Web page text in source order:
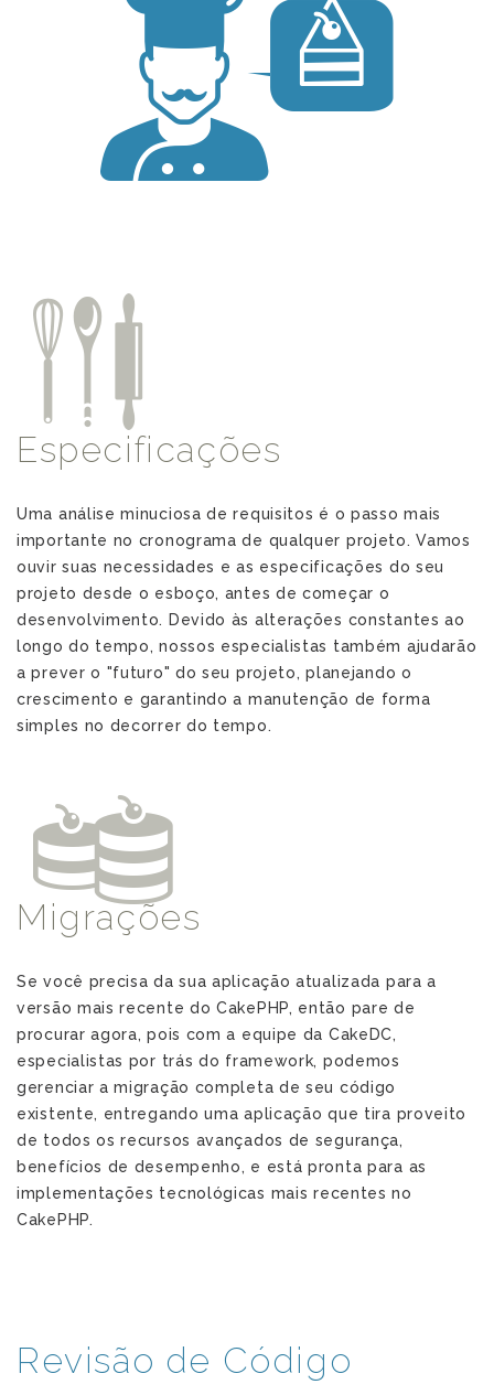
m
o
Especificações
Uma análise minuciosa de requisitos é o passo mais
importante no cronograma de qualquer projeto. Vamos
ouvir suas necessidades e as especificações do seu
projeto desde o esboço, antes de começar o
desenvolvimento. Devido às alterações constantes ao
longo do tempo, nossos especialistas também ajudarão
a prever o "futuro" do seu projeto, planejando o
crescimento e garantindo a manutenção de forma
simples no decorrer do tempo.
n
Migrações
Se você precisa da sua aplicação atualizada para a
versão mais recente do CakePHP, então pare de
procurar agora, pois com a equipe da CakeDC,
especialistas por trás do framework, podemos
gerenciar a migração completa de seu código
existente, entregando uma aplicação que tira proveito
de todos os recursos avançados de segurança,
benefícios de desempenho, e está pronta para as
implementações tecnológicas mais recentes no
CakePHP.
Revisão de Código